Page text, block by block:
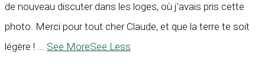
de nouveau discuter dans les loges, où j’avais pris cette
photo. Merci pour tout cher Claude, et que la terre te soit
légère ! ... See MoreSee Less